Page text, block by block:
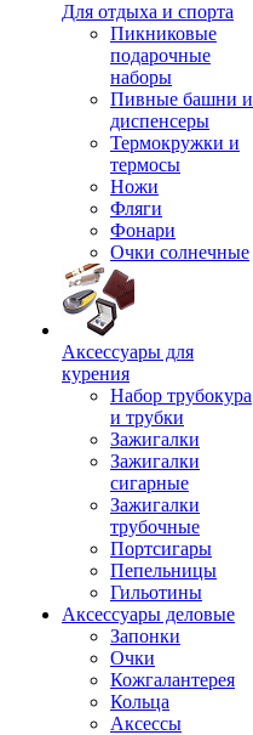
Для отдыха и спорта
Пикниковые
подарочные
наборы
Пивные башни и
диспенсеры
Термокружки и
термосы
Ножи
Фляги
Фонари
Очки солнечные
Аксессуары для
курения
Набор трубокура
и трубки
Зажигалки
Зажигалки
сигарные
Зажигалки
трубочные
Портсигары
Пепельницы
Гильотины
Аксессуары деловые
Запонки
Очки
Кожгалантерея
Кольца
Аксессы